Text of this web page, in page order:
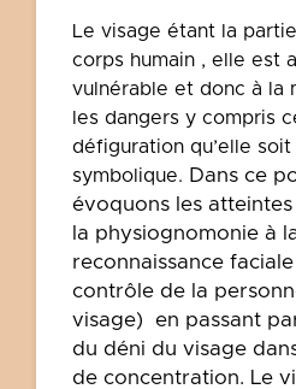
Le visage étant la
corps humain , elle est
vulnérable et donc à la
les dangers y compris
défiguration qu’elle
symbolique. Dans ce
évoquons les
la physiognomonie à
reconnaissance
contrôle de la
visage) en passant
du déni du visage
de concentration. Le